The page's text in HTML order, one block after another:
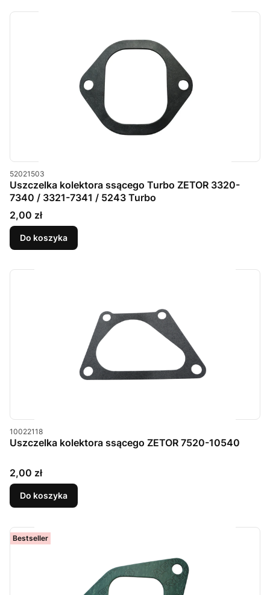
Kod produktu
52021503
Uszczelka kolektora ssącego Turbo ZETOR 3320-
7340 / 3321-7341 / 5243 Turbo
Cena
2,00 zł
Do koszyka
Kod produktu
10022118
Uszczelka kolektora ssącego ZETOR 7520-10540
Cena
2,00 zł
Do koszyka
Bestseller